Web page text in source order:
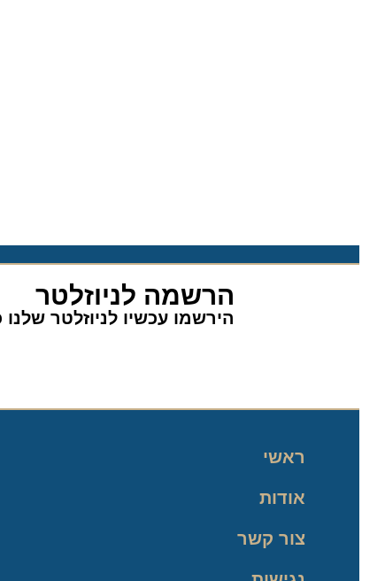
הרשמה לניוזלטר
הירשמו עכשיו לניוזלטר שלנו
ראשי
אודות
צור קשר